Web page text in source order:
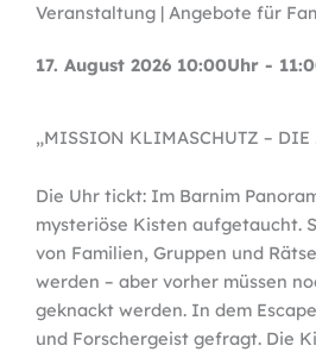
Veranstaltung | Angebote für
17. August 2026 10:00Uhr -
„MISSION KLIMASCHUTZ – DIE
Die Uhr tickt: Im Barnim
mysteriöse Kisten aufgetaucht.
von Familien, Gruppen und
werden – aber vorher müssen
geknackt werden. In dem
und Forschergeist gefragt. Die